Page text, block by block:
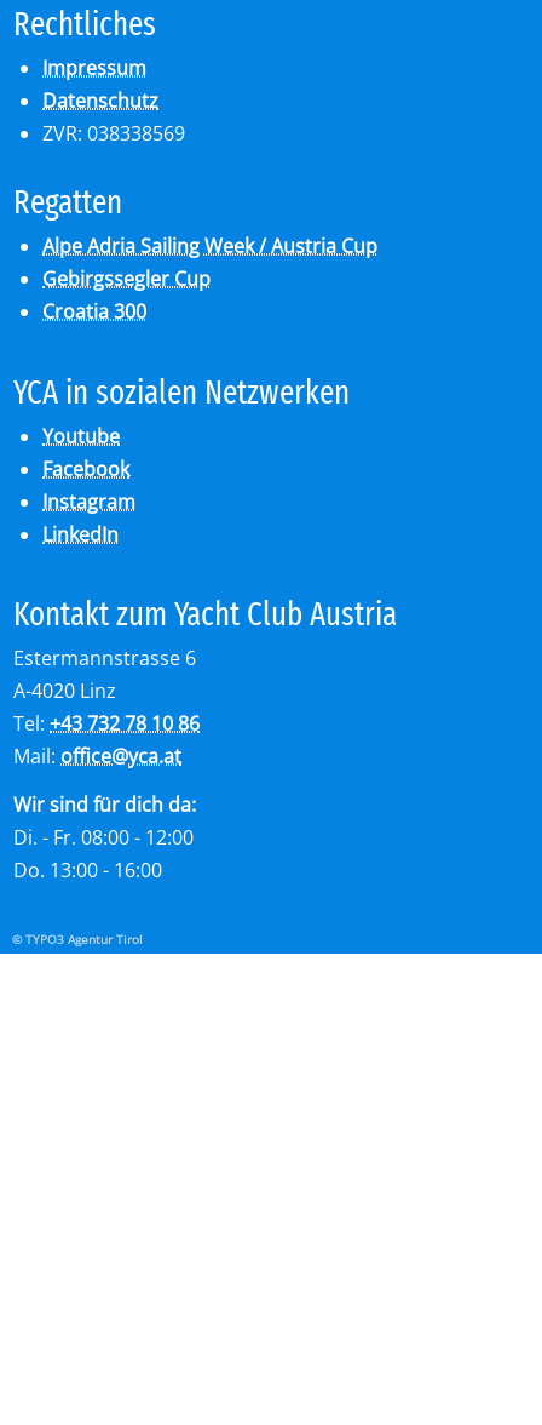
Recht­li­ches
Impressum
Datenschutz
ZVR: 038338569
Re­gat­ten
Alpe Adria Sailing Week / Austria Cup
Gebirgssegler Cup
Croatia 300
YCA in so­zia­len Netz­wer­ken
Youtube
Facebook
Instagram
LinkedIn
Kon­takt zum Yacht Club Aus­tria
Estermannstrasse 6
A-4020 Linz
Tel:+43 732 78 10 86
Mail: office@yca.at
Wir sind für dich da:
Di. - Fr. 08:00 - 12:00
Do. 13:00 - 16:00
© TYPO3 Agentur Tirol